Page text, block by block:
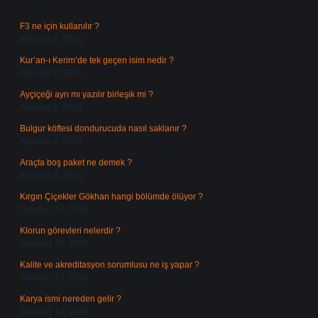
F3 ne için kullanılır ?
Ağustos 6, 2026
Kur’an-ı Kerim’de tek geçen isim nedir ?
Ağustos 6, 2026
Ayçiçeği ayrı mı yazılır birleşik mi ?
Ağustos 5, 2026
Bulgur köftesi dondurucuda nasıl saklanır ?
Ağustos 4, 2026
Araçta boş paket ne demek ?
Ağustos 4, 2026
Kırgın Çiçekler Gökhan hangi bölümde ölüyor ?
Temmuz 27, 2026
Klorun görevleri nelerdir ?
Temmuz 25, 2026
Kalite ve akreditasyon sorumlusu ne iş yapar ?
Temmuz 23, 2026
Karya ismi nereden gelir ?
Temmuz 17, 2026